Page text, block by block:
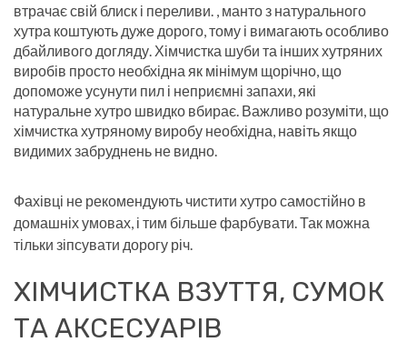
втрачає свій блиск і переливи. , манто з натурального
хутра коштують дуже дорого, тому і вимагають особливо
дбайливого догляду. Хімчистка шуби та інших хутряних
виробів просто необхідна як мінімум щорічно, що
допоможе усунути пил і неприємні запахи, які
натуральне хутро швидко вбирає. Важливо розуміти, що
хімчистка хутряному виробу необхідна, навіть якщо
видимих ​​забруднень не видно.
Фахівці не рекомендують чистити хутро самостійно в
домашніх умовах, і тим більше фарбувати. Так можна
тільки зіпсувати дорогу річ.
ХІМЧИСТКА ВЗУТТЯ, СУМОК
ТА АКСЕСУАРІВ